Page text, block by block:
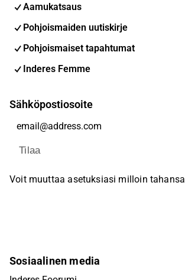
Aamukatsaus
Pohjoismaiden uutiskirje
Pohjoismaiset tapahtumat
Inderes Femme
Sähköpostiosoite
Tilaa
Voit muuttaa asetuksiasi milloin tahansa
Sosiaalinen media